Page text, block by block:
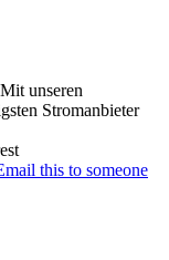
unseren
Stromanbieter